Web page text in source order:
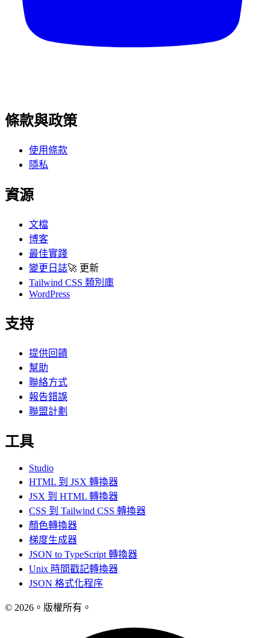
條款與政策
使用條款
隱私
資源
文檔
博客
最佳實踐
變更日誌🚀 更新
Tailwind CSS 類別庫
WordPress
支持
提供回饋
幫助
聯絡方式
報告錯誤
聯盟計劃
工具
Studio
HTML 到 JSX 轉換器
JSX 到 HTML 轉換器
CSS 到 Tailwind CSS 轉換器
顏色轉換器
梯度生成器
JSON to TypeScript 轉換器
Unix 時間戳記轉換器
JSON 格式化程序
© 2026。版權所有。